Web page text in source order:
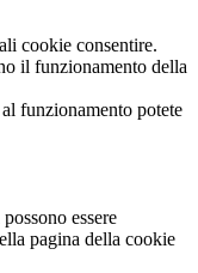
cookie consentire.
il funzionamento della
funzionamento potete
essere
pagina della cookie